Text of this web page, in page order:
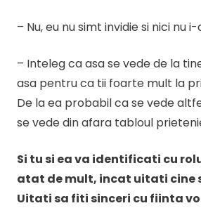
– Nu, eu nu simt invidie si nici nu
– Inteleg ca asa se vede de la
asa pentru ca tii foarte mult la
De la ea probabil ca se vede
se vede din afara tabloul
Si tu si ea va identificati cu
atat de mult, incat uitati cine
Uitati sa fiti sinceri cu fiinta